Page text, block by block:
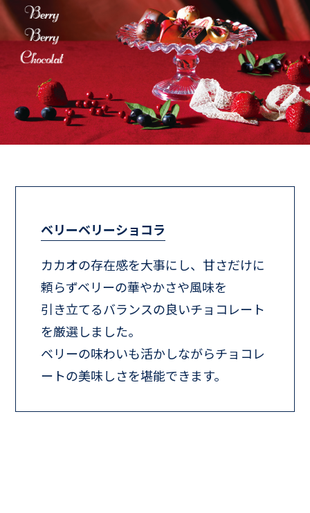
ベリーベリーショコラ
カカオの存在感を大事にし、甘さだけに
頼らずベリーの華やかさや風味を
引き立てるバランスの良いチョコレート
を厳選しました。
ベリーの味わいも活かしながらチョコレ
ートの美味しさを堪能できます。